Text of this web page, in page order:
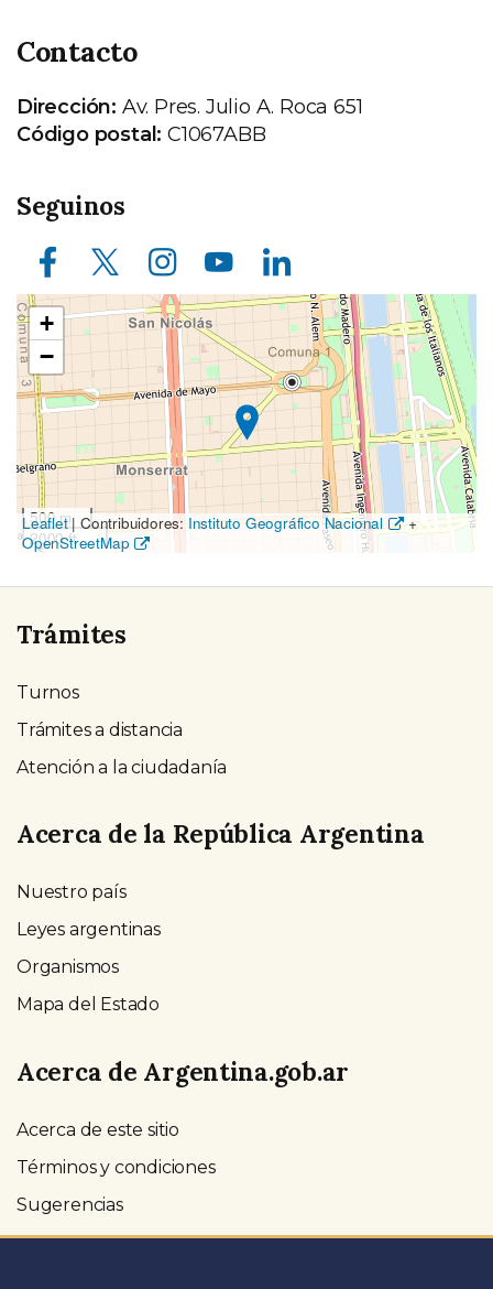
Contacto
Dirección: Av. Pres. Julio A. Roca 651
Código postal: C1067ABB
Seguinos
Facebook X (ex Twitter) Instagram LinkedIn
Ubicación
en
el
mapa
+
−
500 m
2000 ft
Leaflet |Contribuidores: Instituto Geográfico Nacional
+
OpenStreetMap
Trámites
Turnos
Trámites a distancia
Atención a la ciudadanía
Acerca de la República Argentina
Nuestro país
Leyes argentinas
Organismos
Mapa del Estado
Acerca de Argentina.gob.ar
Acerca de este sitio
Términos y condiciones
Sugerencias